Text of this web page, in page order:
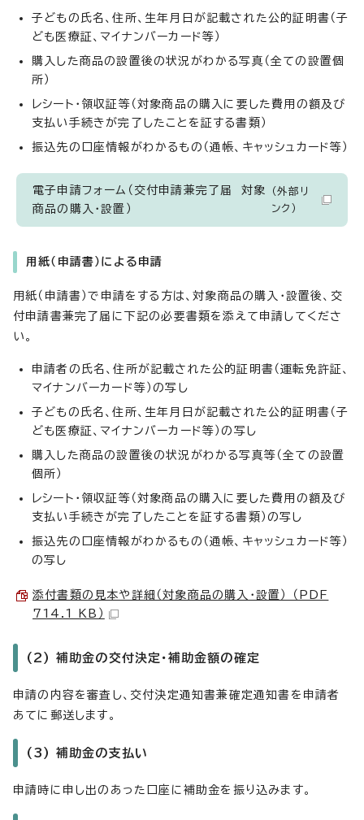
子どもの氏名、住所、生年月日が記載された公的証明書（子
ども医療証、マイナンバーカード等）
購入した商品の設置後の状況がわかる写真（全ての設置個
所）
レシート・領収証等（対象商品の購入に要した費用の額及び
支払い手続きが完了したことを証する書類）
振込先の口座情報がわかるもの（通帳、キャッシュカード等）
電子申請フォーム（交付申請兼完了届 対象
商品の購入・設置）
（外部リ
ンク）
用紙（申請書）による申請
用紙（申請書）で申請をする方は、対象商品の購入・設置後、交
付申請書兼完了届に下記の必要書類を添えて申請してくださ
い。
申請者の氏名、住所が記載された公的証明書（運転免許証、
マイナンバーカード等）の写し
子どもの氏名、住所、生年月日が記載された公的証明書（子
ども医療証、マイナンバーカード等）の写し
購入した商品の設置後の状況がわかる写真等（全ての設置
個所）
レシート・領収証等（対象商品の購入に要した費用の額及び
支払い手続きが完了したことを証する書類）の写し
振込先の口座情報がわかるもの（通帳、キャッシュカード等）
の写し
添付書類の見本や詳細（対象商品の購入・設置） （PDF
714.1 KB）
(2) 補助金の交付決定・補助金額の確定
申請の内容を審査し、交付決定通知書兼確定通知書を申請者
あてに郵送します。
(3) 補助金の支払い
申請時に申し出のあった口座に補助金を振り込みます。